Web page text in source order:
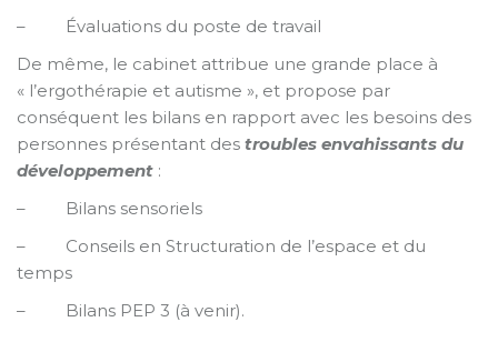
– Évaluations du poste de travail
De même, le cabinet attribue une grande place à
« l’ergothérapie et autisme », et propose par
conséquent les bilans en rapport avec les besoins des
personnes présentant des troubles envahissants du
développement :
– Bilans sensoriels
– Conseils en Structuration de l’espace et du
temps
– Bilans PEP 3 (à venir).